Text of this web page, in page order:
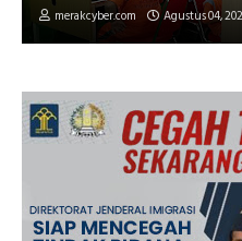
merakcyber.com Agustus 04,